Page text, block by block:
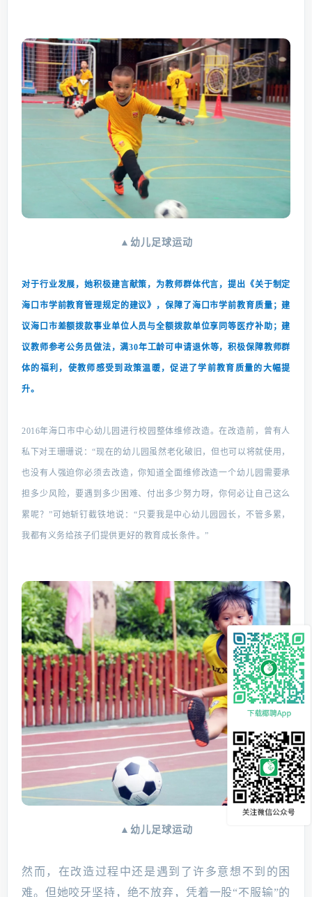
▲幼儿足球运动
对于行业发展，她积极建言献策，为教师群体代言，提出《关于制定
海口市学前教育管理规定的建议》，保障了海口市学前教育质量；建
议海口市差额拨款事业单位人员与全额拨款单位享同等医疗补助；建
议教师参考公务员做法，满30年工龄可申请退休等，积极保障教师群
体的福利，使教师感受到政策温暖，促进了学前教育质量的大幅提
升。
2016年海口市中心幼儿园进行校园整体维修改造。在改造前，曾有人
私下对王珊珊说：“现在的幼儿园虽然老化破旧，但也可以将就使用，
也没有人强迫你必须去改造，你知道全面维修改造一个幼儿园需要承
担多少风险，要遇到多少困难、付出多少努力呀，你何必让自己这么
累呢？”可她斩钉截铁地说：“只要我是中心幼儿园园长，不管多累，
我都有义务给孩子们提供更好的教育成长条件。”
▲幼儿足球运动
然而，在改造过程中还是遇到了许多意想不到的困
难。但她咬牙坚持，绝不放弃，凭着一股“不服输”的